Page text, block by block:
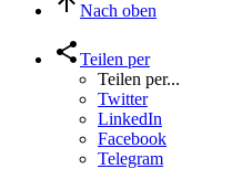
Nach oben
Teilen per
Teilen per...
Twitter
LinkedIn
Facebook
Telegram